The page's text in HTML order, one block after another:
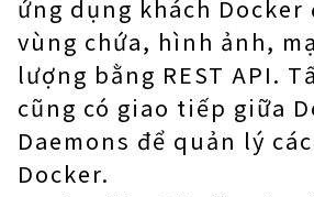
ứng dụng khách Docker
vùng chứa, hình ảnh,
lượng bằng REST API.
cũng có giao tiếp giữa
Daemons để quản lý
Docker.